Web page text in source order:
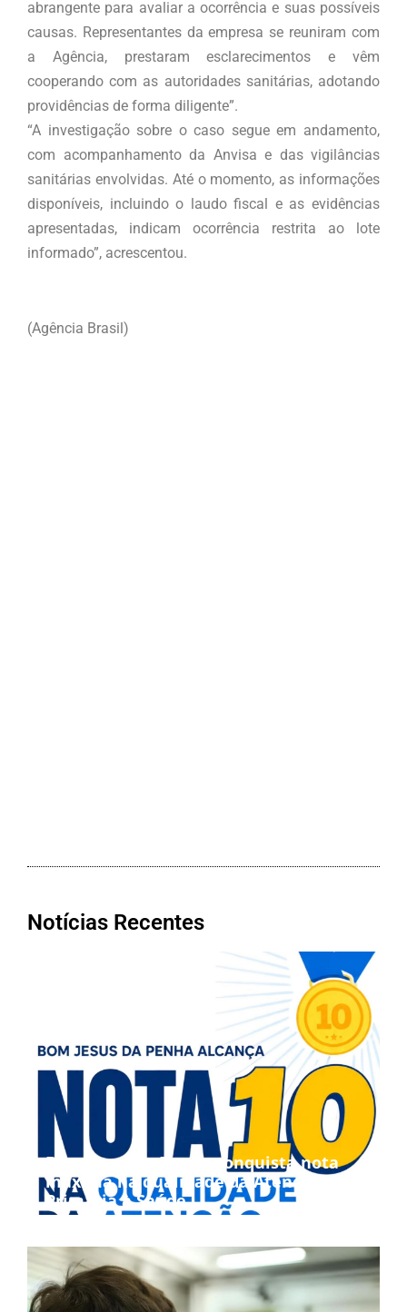
abrangente para avaliar a ocorrência e suas possíveis
causas. Representantes da empresa se reuniram com
a Agência, prestaram esclarecimentos e vêm
cooperando com as autoridades sanitárias, adotando
providências de forma diligente”.
“A investigação sobre o caso segue em andamento,
com acompanhamento da Anvisa e das vigilâncias
sanitárias envolvidas. Até o momento, as informações
disponíveis, incluindo o laudo fiscal e as evidências
apresentadas, indicam ocorrência restrita ao lote
informado”, acrescentou.
(Agência Brasil)
Notícias Recentes
Bom Jesus da Penha conquista nota
máxima na qualidade da Atenção
Primária à Saúde